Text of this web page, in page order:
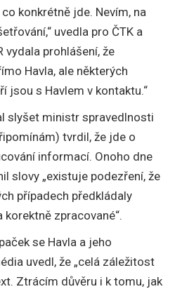
konkrétně jde. Nevím, na
uvedla pro ČTK a
vydala prohlášení, že
Havla, ale některých
jsou s Havlem v kontaktu.“
slyšet ministr spravedlnosti
tvrdil, že jde o
informací. Onoho dne
slovy „existuje podezření, že
případech předkládaly
zpracované“.
se Havla a jeho
uvedl, že „celá záležitost
Ztrácím důvěru i k tomu, jak